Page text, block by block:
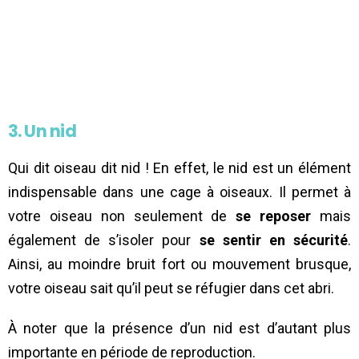
3. Un nid
Qui dit oiseau dit nid ! En effet, le nid est un élément
indispensable dans une cage à oiseaux. Il permet à
votre oiseau non seulement de se reposer mais
également de s’isoler pour se sentir en sécurité.
Ainsi, au moindre bruit fort ou mouvement brusque,
votre oiseau sait qu’il peut se réfugier dans cet abri.
À noter que la présence d’un nid est d’autant plus
importante en période de reproduction.